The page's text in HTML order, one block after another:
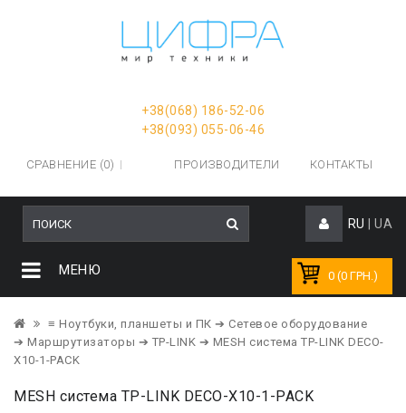
+38(068) 186-52-06
+38(093) 055-06-46
СРАВНЕНИЕ (0) ПРОИЗВОДИТЕЛИ КОНТАКТЫ
RU UA
0 (0 ГРН.)
МЕНЮ
≡ Ноутбуки, планшеты и ПК ➔ Сетевое оборудование
➔ Маршрутизаторы ➔ TP-LINK ➔ MESH система TP-LINK DECO-
X10-1-PACK
MESH система TP-LINK DECO-X10-1-PACK